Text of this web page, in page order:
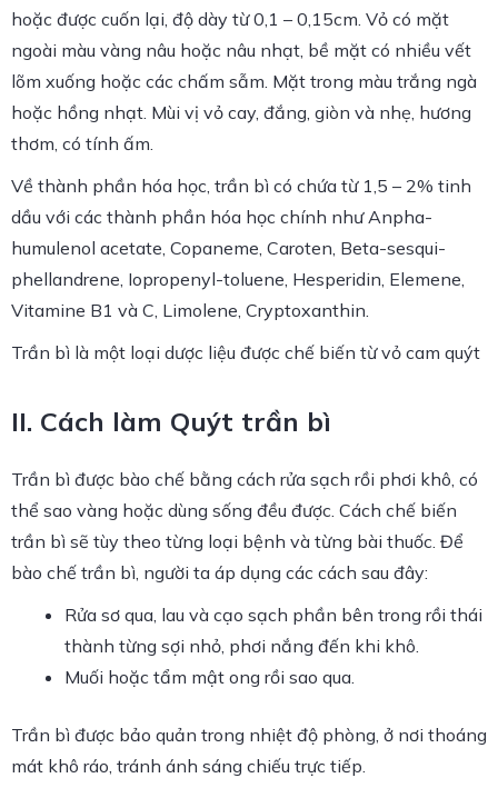
hoặc được cuốn lại, độ dày từ 0,1 – 0,15cm. Vỏ có mặt
ngoài màu vàng nâu hoặc nâu nhạt, bề mặt có nhiều vết
lõm xuống hoặc các chấm sẫm. Mặt trong màu trắng ngà
hoặc hồng nhạt. Mùi vị vỏ cay, đắng, giòn và nhẹ, hương
thơm, có tính ấm.
Về thành phần hóa học, trần bì có chứa từ 1,5 – 2% tinh
dầu với các thành phần hóa học chính như Anpha-
humulenol acetate, Copaneme, Caroten, Beta-sesqui-
phellandrene, Iopropenyl-toluene, Hesperidin, Elemene,
Vitamine B1 và C, Limolene, Cryptoxanthin.
Trần bì là một loại dược liệu được chế biến từ vỏ cam quýt
II. Cách làm Quýt trần bì
Trần bì được bào chế bằng cách rửa sạch rồi phơi khô, có
thể sao vàng hoặc dùng sống đều được. Cách chế biến
trần bì sẽ tùy theo từng loại bệnh và từng bài thuốc. Để
bào chế trần bì, người ta áp dụng các cách sau đây:
Rửa sơ qua, lau và cạo sạch phần bên trong rồi thái
thành từng sợi nhỏ, phơi nắng đến khi khô.
Muối hoặc tẩm mật ong rồi sao qua.
Trần bì được bảo quản trong nhiệt độ phòng, ở nơi thoáng
mát khô ráo, tránh ánh sáng chiếu trực tiếp.